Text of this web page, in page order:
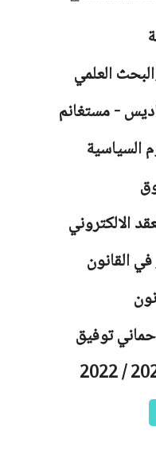
العلمي
- مستغانم
السياسية
الالكتروني
القانون
توفيق